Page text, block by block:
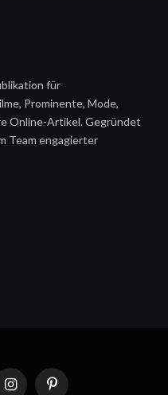
für
Prominente, Mode,
Online-Artikel. Gegründet
Team engagierter
InstagramPinterest